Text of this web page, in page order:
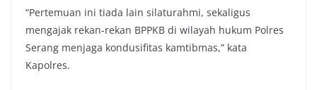
“Pertemuan ini tiada lain silaturahmi, sekaligus
mengajak rekan-rekan BPPKB di wilayah hukum Polres
Serang menjaga kondusifitas kamtibmas,” kata
Kapolres.